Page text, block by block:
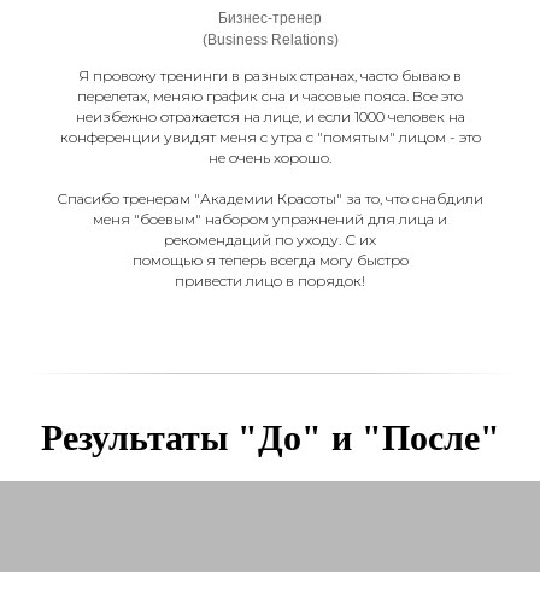
Бизнес-тренер
(Business Relations)
Я провожу тренинги в разных странах, часто бываю в
перелетах, меняю график сна и часовые пояса. Все это
неизбежно отражается на лице, и если 1000 человек на
конференции увидят меня с утра с "помятым" лицом - это
не очень хорошо.
Спасибо тренерам "Академии Красоты" за то, что снабдили
меня "боевым" набором упражнений для лица и
рекомендаций по уходу. С их
помощью я теперь всегда могу быстро
привести лицо в порядок!
Результаты "До" и "После"